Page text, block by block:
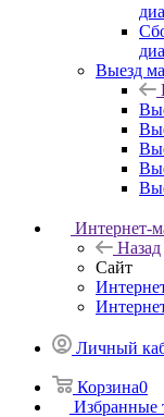
Выезд
Интернет-
Назад
Сайт
Личный
Корзина0
Избранные